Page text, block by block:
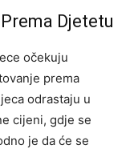
Djetetu
očekuju
prema
odrastaju u
cijeni, gdje se
je da će se